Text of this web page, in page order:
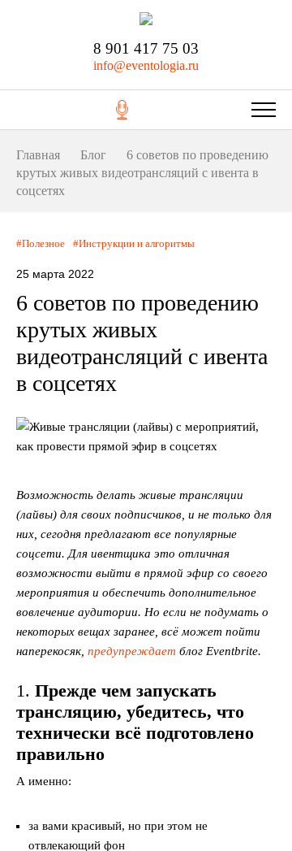
8 901 417 75 03
info@eventologia.ru
Главная Блог
6 советов по проведению
крутых живых видеотрансляций с ивента в
соцсетях
Полезное Инструкции и алгоритмы
25 марта 2022
6 советов по проведению
крутых живых
видеотрансляций с ивента
в соцсетях
Возможность делать живые трансляции
(лайвы) для своих подписчиков, и не только для
них, сегодня предлагают все популярные
соцсети. Для ивентщика это отличная
возможности выйти в прямой эфир со своего
мероприятия и обеспечить дополнительное
вовлечение аудитории. Но если не подумать о
некоторых вещах заранее, всё может пойти
наперекосяк, предупреждает блог Eventbrite.
1. Прежде чем запускать
трансляцию, убедитесь, что
технически всё подготовлено
правильно
А именно:
за вами красивый, но при этом не
отвлекающий фон